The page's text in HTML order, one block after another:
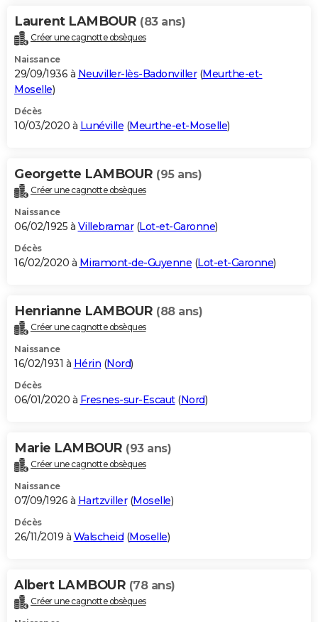
Laurent LAMBOUR (83 ans)
Créer une cagnotte obsèques
Naissance
29/09/1936 à Neuviller-lès-Badonviller(Meurthe-et-
Moselle)
Décès
10/03/2020 à Lunéville (Meurthe-et-Moselle)
Georgette LAMBOUR (95 ans)
Créer une cagnotte obsèques
Naissance
06/02/1925 à Villebramar(Lot-et-Garonne)
Décès
16/02/2020 à Miramont-de-Guyenne (Lot-et-Garonne)
Henrianne LAMBOUR (88 ans)
Créer une cagnotte obsèques
Naissance
16/02/1931 à Hérin (Nord)
Décès
06/01/2020 à Fresnes-sur-Escaut(Nord)
Marie LAMBOUR (93 ans)
Créer une cagnotte obsèques
Naissance
07/09/1926 à Hartzviller(Moselle)
Décès
26/11/2019 à Walscheid (Moselle)
Albert LAMBOUR (78 ans)
Créer une cagnotte obsèques